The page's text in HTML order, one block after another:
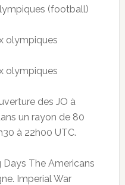
(football)
olympiques
olympiques
des JO à
un rayon de 80
à 22h00 UTC.
The Americans
Imperial War